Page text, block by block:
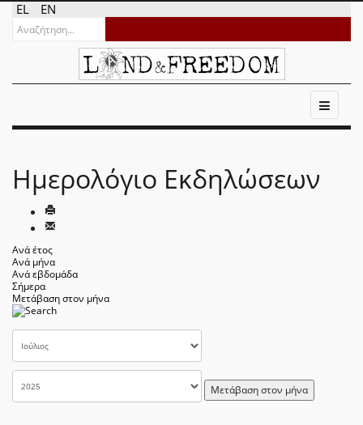
EL EN
Ημερολόγιο Εκδηλώσεων
Ανά έτος
Ανά μήνα
Ανά εβδομάδα
Σήμερα
Μετάβαση στον μήνα
Μετάβαση στον μήνα